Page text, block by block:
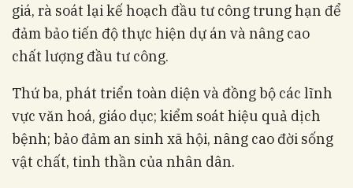
giá, rà soát lại kế hoạch đầu tư công trung hạn để
đảm bảo tiến độ thực hiện dự án và nâng cao
chất lượng đầu tư công.
Thứ ba, phát triển toàn diện và đồng bộ các lĩnh
vực văn hoá, giáo dục; kiểm soát hiệu quả dịch
bệnh; bảo đảm an sinh xã hội, nâng cao đời sống
vật chất, tinh thần của nhân dân.